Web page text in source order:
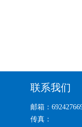
联系我们
邮箱：
传真：